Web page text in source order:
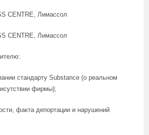
CENTRE, Лимассол
CENTRE, Лимассол
стандарту Substance (о реальном
фирмы);
факта депортации и нарушений